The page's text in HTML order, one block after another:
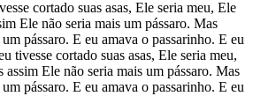
cortado suas asas, Ele seria meu, Ele
Ele não seria mais um pássaro. Mas
pássaro. E eu amava o passarinho. E eu
tivesse cortado suas asas, Ele seria meu,
Ele não seria mais um pássaro. Mas
pássaro. E eu amava o passarinho. E eu